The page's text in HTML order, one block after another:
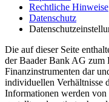
Rechtliche Hinweise
Datenschutz
Die auf dieser Seite
der Baader Bank AG zum
Finanzinstrumenten dar
individuellen Verhältnisse
Informationen werden